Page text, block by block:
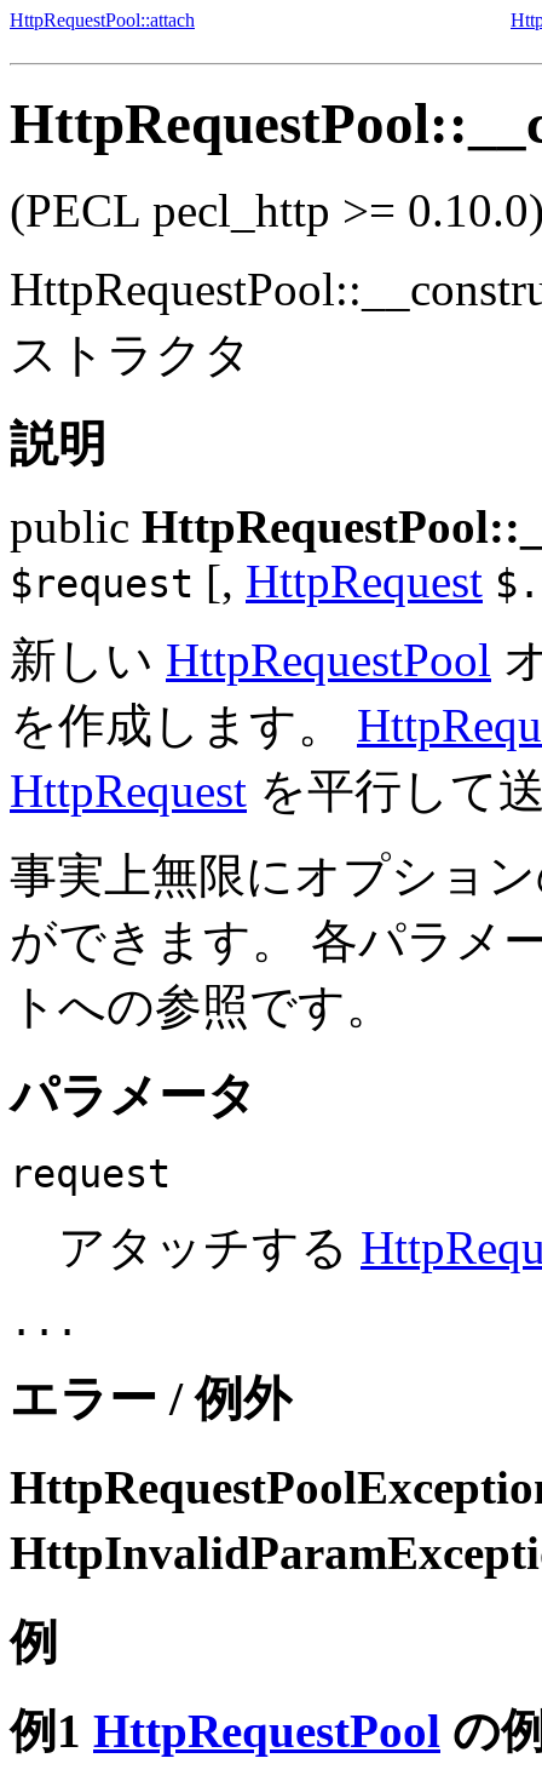
HttpRequestPool::attach
(PECL pecl_http >=
ストラクタ
説明
public
$request [, HttpRequest
新しい HttpRequestPool
を作成します。
HttpRequest を平行して
事実上無限にオプショ
ができます。 各パラメ
トへの参照です。
パラメータ
request
アタッチする
...
エラー / 例外
例
例1 HttpRequestPool の